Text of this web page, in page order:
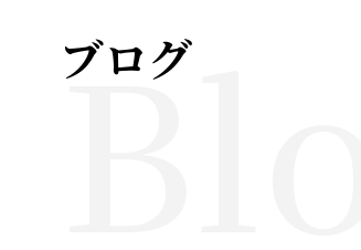
ブログ
Blog